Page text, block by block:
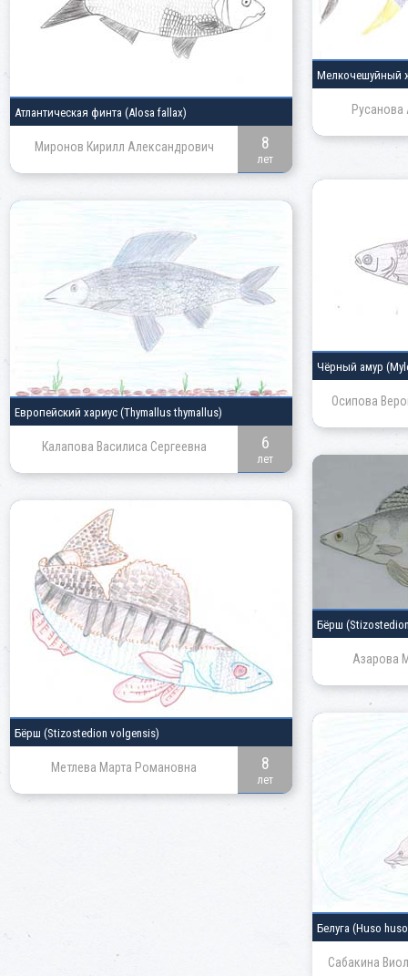
Мелкочешуйный
Атлантическая финта (Alosa fallax)
Миронов Кирилл Александрович 8
лет
Чёрный амур
Осипова
Европейский хариус (Thymallus thymallus)
Калапова Василиса Сергеевна 6
лет
Бёрш
Азарова
Бёрш (Stizostedion volgensis)
Метлева Марта Романовна 8
лет
Белуга (Huso
Сабакина